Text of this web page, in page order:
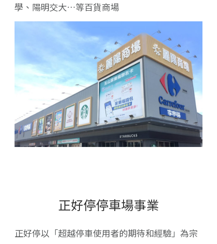
學、陽明交大…等百貨商場
正好停停車場事業
正好停以「超越停車使用者的期待和經驗」為宗